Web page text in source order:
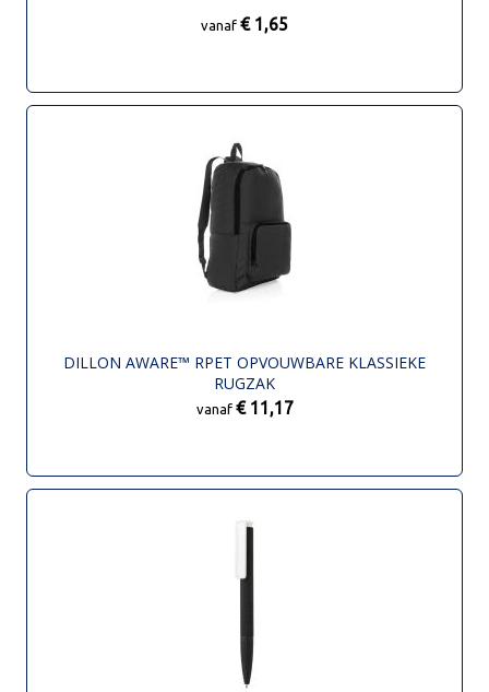
vanaf € 1,65
DILLON AWARE™ RPET OPVOUWBARE KLASSIEKE
RUGZAK
vanaf € 11,17